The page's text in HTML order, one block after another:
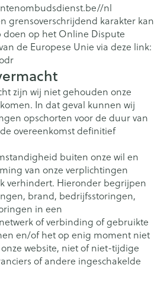
nl
grensoverschrijdend karakter kan
op het Online Dispute
de Europese Unie via deze link:
zijn wij niet gehouden onze
In dat geval kunnen wij
opschorten voor de duur van
overeenkomst definitief
buiten onze wil en
van onze verplichtingen
verhindert. Hieronder begrijpen
brand, bedrijfsstoringen,
in een
of verbinding of gebruikte
en/of het op enig moment niet
website, niet of niet-tijdige
of andere ingeschakelde